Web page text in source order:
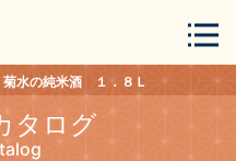
ログイン
水の純米酒 １．８Ｌ
タログ